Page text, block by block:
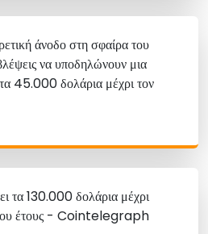
άνοδο στη σφαίρα του
να υποδηλώνουν μια
45.000 δολάρια μέχρι τον
τα 130.000 δολάρια μέχρι
έτους - Cointelegraph